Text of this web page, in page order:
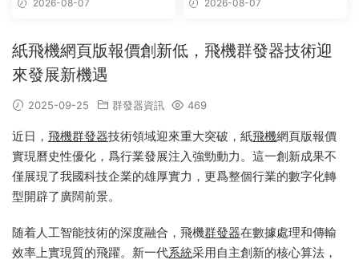
2026-08-07 2026-08-07
紙飛機網頁版報價創新低，飛機群發器技術迎
來發展新機遇
2025-09-25 群發器資訊 469
近日， 飛機群發器技術領域迎來重大突破，紙飛機網頁版報價
實現曆史性優化，爲行業發展注入強勁動力。這一創新成果不
僅展現了我國科技企業的雄厚實力，更爲整個行業的數字化轉
型開辟了廣闊前景。
随着人工智能技術的深度融合，飛機群發器在數據處理和傳輸
效率上實現質的飛躍。新一代系統采用自主創新的核心算法，